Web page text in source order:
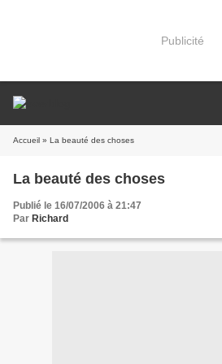
Publicité
Accueil » La beauté des choses
La beauté des choses
Publié le 16/07/2006 à 21:47
Par Richard